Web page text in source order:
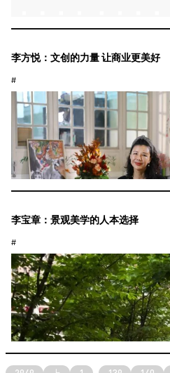
李方悦：文创的力量 让商业更美好
#
李宝章：景观美学的人本选择
#